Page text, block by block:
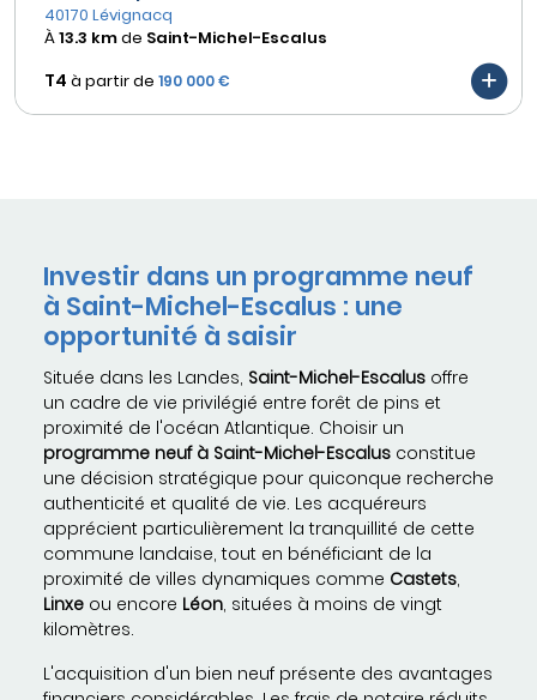
40170 Lévignacq
À13.3 kmde Saint-Michel-Escalus
T4 à partir de 190 000 €
Investir dans un programme neuf
à Saint-Michel-Escalus : une
opportunité à saisir
Située dans les Landes, Saint-Michel-Escalus offre
un cadre de vie privilégié entre forêt de pins et
proximité de l'océan Atlantique. Choisir un
programme neuf à Saint-Michel-Escalus constitue
une décision stratégique pour quiconque recherche
authenticité et qualité de vie. Les acquéreurs
apprécient particulièrement la tranquillité de cette
commune landaise, tout en bénéficiant de la
proximité de villes dynamiques comme Castets,
Linxe ou encore Léon, situées à moins de vingt
kilomètres.
L'acquisition d'un bien neuf présente des avantages